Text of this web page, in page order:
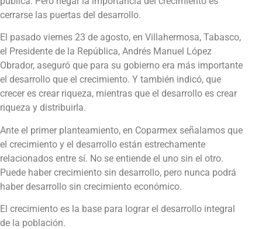
cerrarse las puertas del desarrollo.
El pasado viernes 23 de agosto, en Villahermosa, Tabasco,
el Presidente de la República, Andrés Manuel López
Obrador, aseguró que para su gobierno era más importante
el desarrollo que el crecimiento. Y también indicó, que
crecer es crear riqueza, mientras que el desarrollo es crear
riqueza y distribuirla.
Ante el primer planteamiento, en Coparmex señalamos que
el crecimiento y el desarrollo están estrechamente
relacionados entre sí. No se entiende el uno sin el otro.
Puede haber crecimiento sin desarrollo, pero nunca podrá
haber desarrollo sin crecimiento económico.
El crecimiento es la base para lograr el desarrollo integral
de la población.